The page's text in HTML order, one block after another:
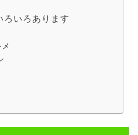
ろいろあります